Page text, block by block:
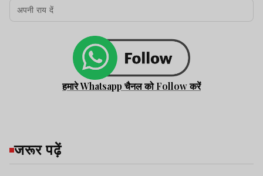
हमारे Whatsapp चैनल को Follow करें
जरूर पढ़ें